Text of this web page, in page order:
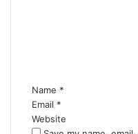
Name *
Email *
Website